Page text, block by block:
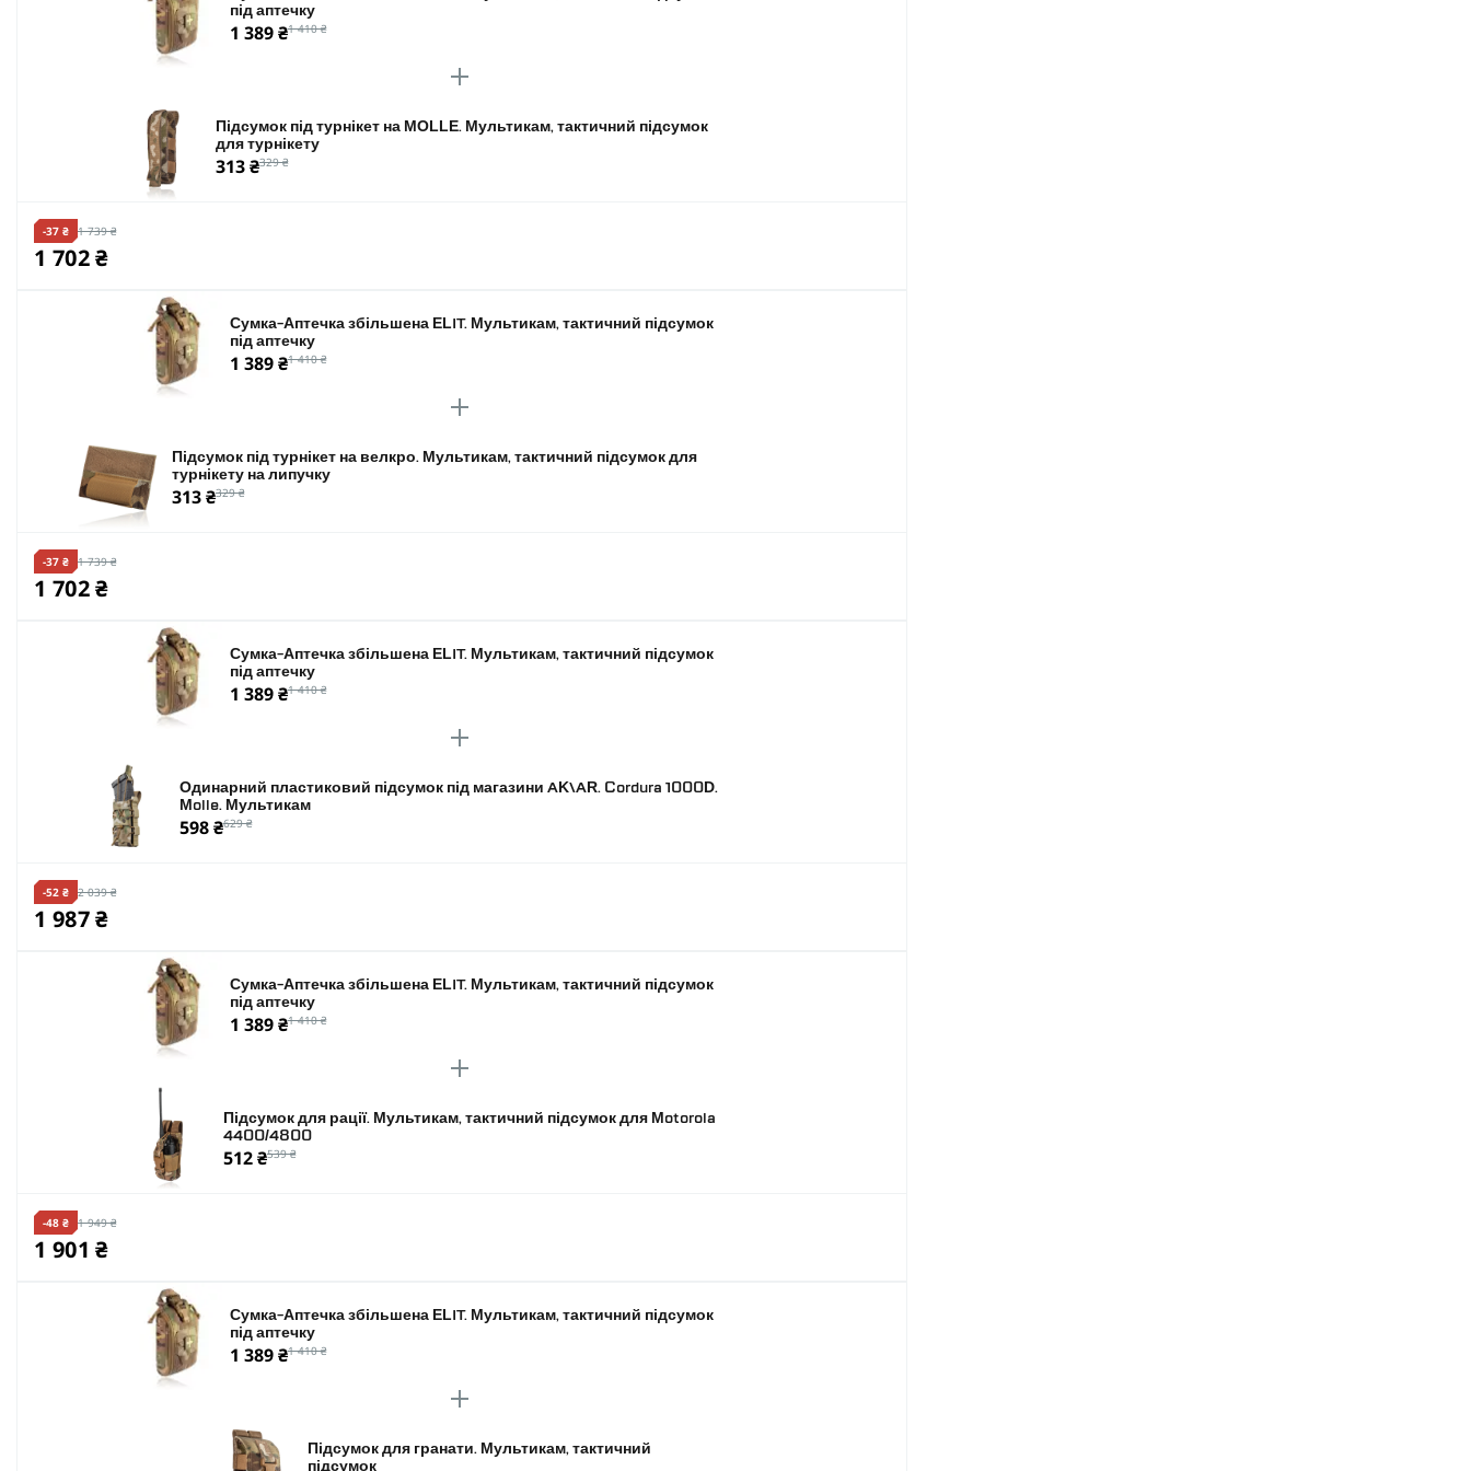
під аптечку
1 389 ₴1 410 ₴
Підсумок під турнікет на MOLLE. Мультикам, тактичний підсумок
для турнікету
313 ₴329 ₴
-37 ₴ 1 739 ₴
1 702 ₴
Сумка-Аптечка збільшена ELIT. Мультикам, тактичний підсумок
під аптечку
1 389 ₴1 410 ₴
Підсумок під турнікет на велкро. Мультикам, тактичний підсумок для
турнікету на липучку
313 ₴329 ₴
-37 ₴ 1 739 ₴
1 702 ₴
Сумка-Аптечка збільшена ELIT. Мультикам, тактичний підсумок
під аптечку
1 389 ₴1 410 ₴
Одинарний пластиковий підсумок під магазини AK\AR. Cordura 1000D.
Molle. Мультикам
598 ₴629 ₴
-52 ₴ 2 039 ₴
1 987 ₴
Сумка-Аптечка збільшена ELIT. Мультикам, тактичний підсумок
під аптечку
1 389 ₴1 410 ₴
Підсумок для рації. Мультикам, тактичний підсумок для Motorola
4400/4800
512 ₴539 ₴
-48 ₴ 1 949 ₴
1 901 ₴
Сумка-Аптечка збільшена ELIT. Мультикам, тактичний підсумок
під аптечку
1 389 ₴1 410 ₴
Підсумок для гранати. Мультикам, тактичний
підсумок